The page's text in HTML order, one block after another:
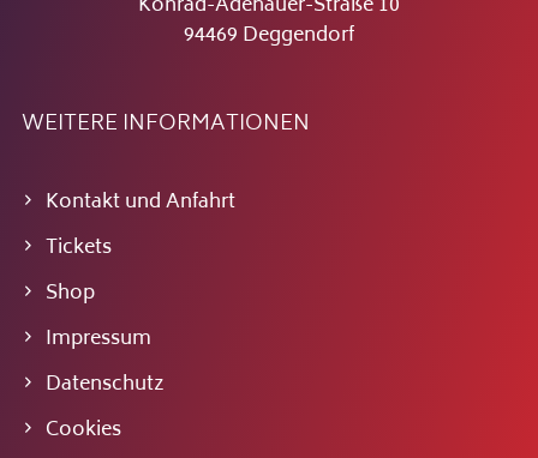
94469 Deggendorf
WEITERE INFORMATIONEN
Kontakt und Anfahrt
Tickets
Shop
Impressum
Datenschutz
Cookies